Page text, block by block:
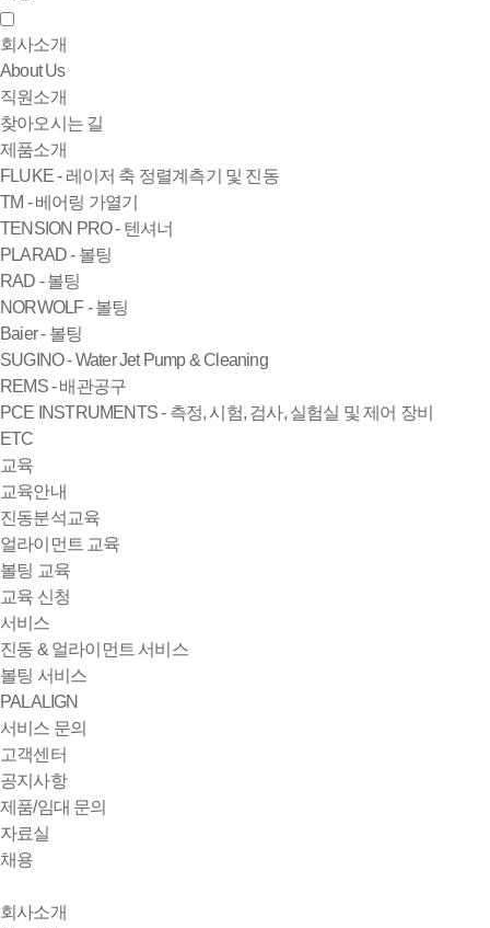
회사소개
About Us
직원소개
찾아오시는 길
제품소개
FLUKE - 레이저 축 정렬계측기 및 진동
TM - 베어링 가열기
TENSION PRO - 텐셔너
PLARAD - 볼팅
RAD - 볼팅
NORWOLF - 볼팅
Baier - 볼팅
SUGINO - Water Jet Pump & Cleaning
REMS - 배관공구
PCE INSTRUMENTS - 측정, 시험, 검사, 실험실 및 제어 장비
ETC
교육
교육안내
진동분석교육
얼라이먼트 교육
볼팅 교육
교육 신청
서비스
진동 & 얼라이먼트 서비스
볼팅 서비스
PALALIGN
서비스 문의
고객센터
공지사항
제품/임대 문의
자료실
채용
회사소개